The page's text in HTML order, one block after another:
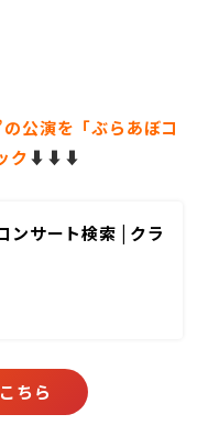
公演を「ぶらあぼコ
ク⬇️ ⬇️⬇️
ンサート検索 | クラ
ちら